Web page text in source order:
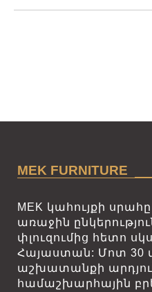
MEK FURNITURE
MEK կահույքի
առաջին
փլուզումից հետո
Հայաստան: Մոտ 30
աշխատանքի
համաշխարհային